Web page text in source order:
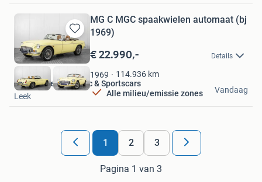
Bewaren
in
Mijn
Favorieten
MG C MGC spaakwielen automaat (bj
1969)
€ 22.990,- Details
1969 114.936 km
Alle milieu/emissie zones
Hofman Leek Classic & Sportscars
Leek
Vandaag
1 2 3
Pagina 1 van 3